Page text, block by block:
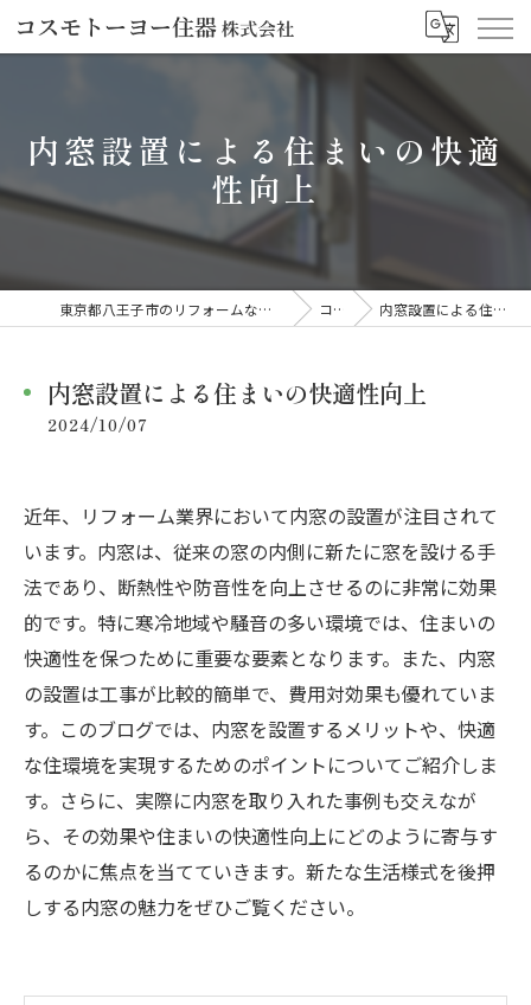
内窓設置による住まいの快適
性向上
東京都八王子市のリフォームならコスモトーヨー住器株式会社 コラム 内窓設置による住まいの快適性向上
内窓設置による住まいの快適性向上
2024/10/07
近年、リフォーム業界において内窓の設置が注目されて
います。内窓は、従来の窓の内側に新たに窓を設ける手
法であり、断熱性や防音性を向上させるのに非常に効果
的です。特に寒冷地域や騒音の多い環境では、住まいの
快適性を保つために重要な要素となります。また、内窓
の設置は工事が比較的簡単で、費用対効果も優れていま
す。このブログでは、内窓を設置するメリットや、快適
な住環境を実現するためのポイントについてご紹介しま
す。さらに、実際に内窓を取り入れた事例も交えなが
ら、その効果や住まいの快適性向上にどのように寄与す
るのかに焦点を当てていきます。新たな生活様式を後押
しする内窓の魅力をぜひご覧ください。